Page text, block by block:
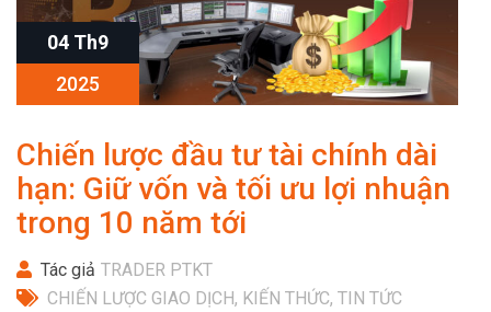
04 Th9
2025
Chiến lược đầu tư tài chính dài
hạn: Giữ vốn và tối ưu lợi nhuận
trong 10 năm tới
Tác giả TRADER PTKT
CHIẾN LƯỢC GIAO DỊCH, KIẾN THỨC, TIN TỨC